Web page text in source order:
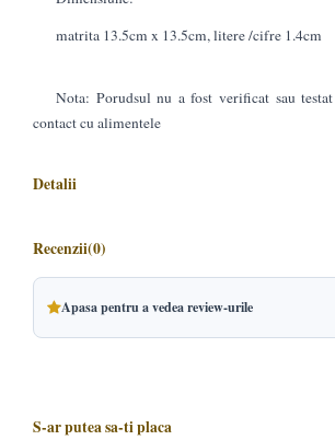
matrita 13.5cm x 13.5cm, litere /cifre 1.4cm
Nota: Porudsul nu a fost verificat sau
contact cu alimentele
Detalii
Recenzii(0)
Apasa pentru a vedea review-urile
S-ar putea sa-ti placa